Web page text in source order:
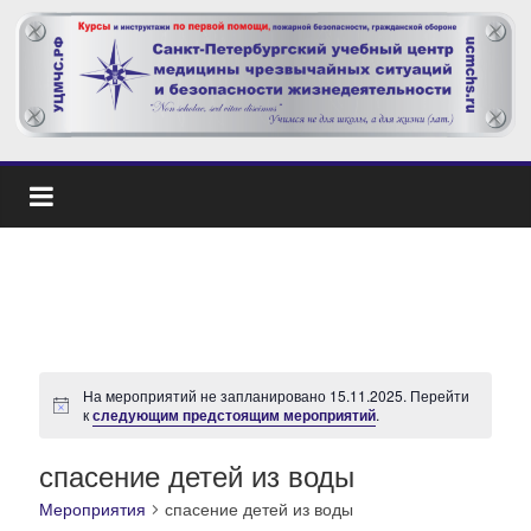
З
е
т
к
На мероприятий не запланировано 15.11.2025. Перейти
кследующим предстоящим мероприятий.
спасение детей из воды
Мероприятия спасение детей из воды